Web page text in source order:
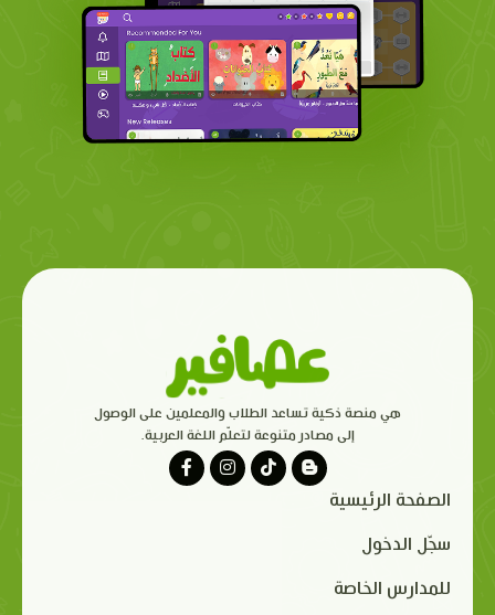
هي منصة ذكية تساعد الطلاب والمعلمين على الوصول
إلى مصادر متنوعة لتعلّم اللغة العربية.
الصفحة الرئيسية
سجّل الدخول
للمدارس الخاصة